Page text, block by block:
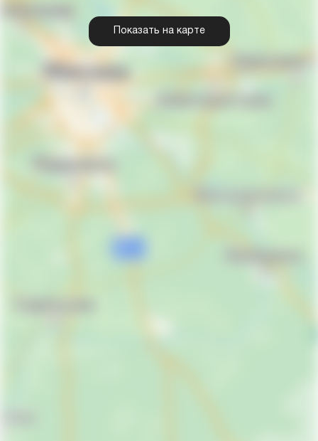
Показать на карте